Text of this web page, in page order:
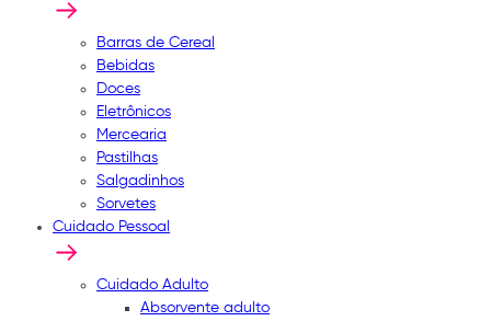
Barras de Cereal
Bebidas
Doces
Eletrônicos
Mercearia
Pastilhas
Salgadinhos
Sorvetes
Cuidado Pessoal
Cuidado Adulto
Absorvente adulto